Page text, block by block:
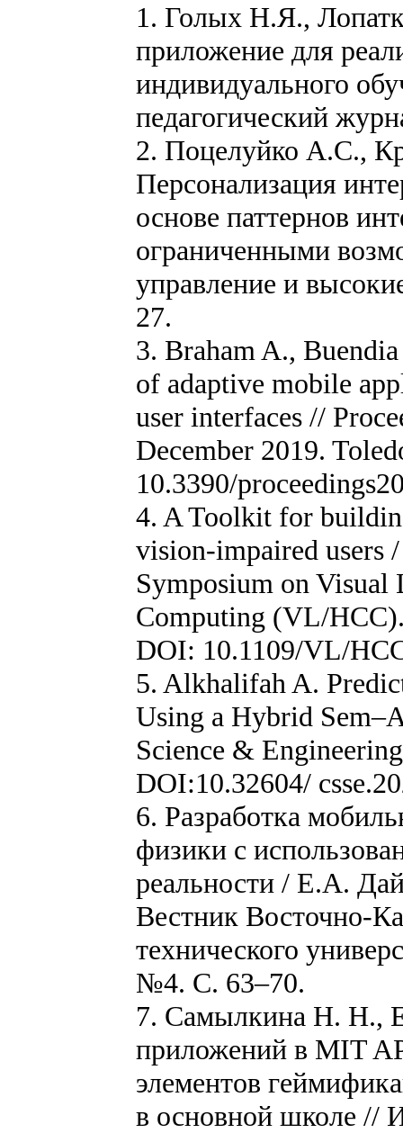
1. Голых Н.Я.,
приложение для
индивидуального
педагогический
2. Поцелуйко А.С.,
Персонализация
основе паттернов
ограниченными
управление и
27.
3. Braham A.,
of adaptive mobile
user interfaces //
December 2019.
10.3390/
4. A Toolkit for
vision-impaired users
Symposium on Visual
Computing (VL/
DOI: 10.1109/VL/
5. Alkhalifah A.
Using a Hybrid
Science &
DOI:10.32604/
6. Разработка
физики с
реальности / Е.А.
Вестник Восточно-
технического
№4. С. 63–70.
7. Самылкина Н. Н.,
приложений в MIT
элементов
в основной школе //